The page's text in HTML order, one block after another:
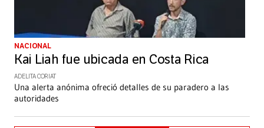
NACIONAL
Kai Liah fue ubicada en Costa Rica
ADELITA CORIAT
Una alerta anónima ofreció detalles de su paradero a las
autoridades